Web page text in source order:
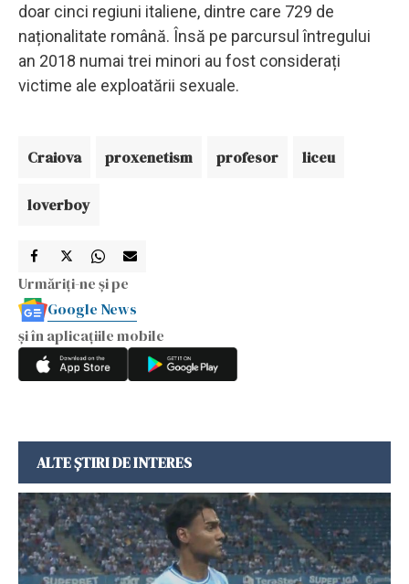
doar cinci regiuni italiene, dintre care 729 de
naționalitate română. Însă pe parcursul întregului
an 2018 numai trei minori au fost considerați
victime ale exploatării sexuale.
Craiova proxenetism profesor liceu
loverboy
Urmăriți-ne și pe
Google News
și în aplicațiile mobile
ALTE ȘTIRI DE INTERES